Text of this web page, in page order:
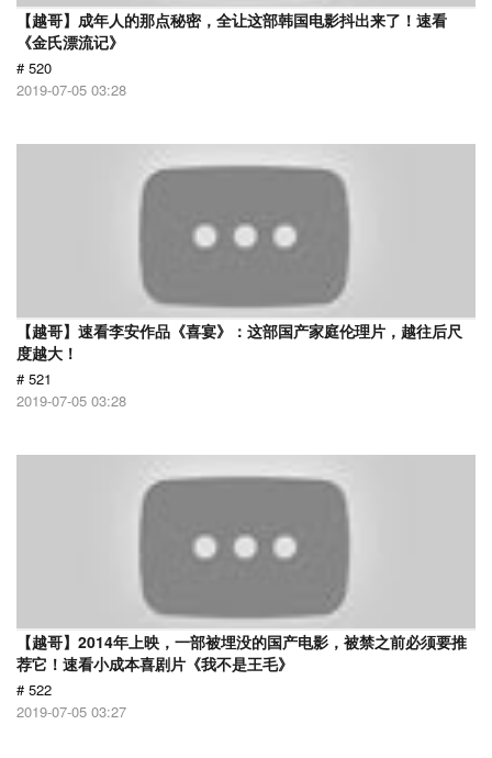
【越哥】成年人的那点秘密，全让这部韩国电影抖出来了！速看
《金氏漂流记》
# 520
2019-07-05 03:28
【越哥】速看李安作品《喜宴》：这部国产家庭伦理片，越往后尺
度越大！
# 521
2019-07-05 03:28
【越哥】2014年上映，一部被埋没的国产电影，被禁之前必须要推
荐它！速看小成本喜剧片《我不是王毛》
# 522
2019-07-05 03:27